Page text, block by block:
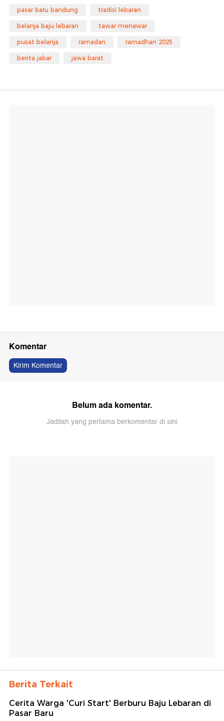
pasar baru bandung tradisi lebaran
belanja baju lebaran tawar menawar
pusat belanja ramadan ramadhan 2025
berita jabar jawa barat
Komentar
Kirim Komentar
Belum ada komentar.
Jadilah yang pertama berkomentar di sini
Berita Terkait
Cerita Warga 'Curi Start' Berburu Baju Lebaran di
Pasar Baru